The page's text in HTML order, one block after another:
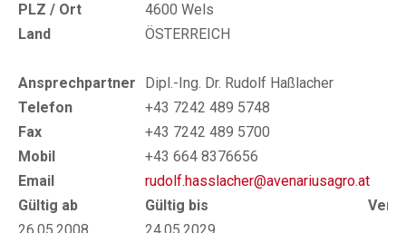
PLZ / Ort
4600 Wels
Land
ÖSTERREICH
Ansprechpartner
Dipl.-Ing. Dr. Rudolf Haßlacher
Telefon
+43 7242 489 5748
Fax
+43 7242 489 5700
Mobil
+43 664 8376656
Email
rudolf.hasslacher@avenariusagro.at
Gültig ab
Gültig bis